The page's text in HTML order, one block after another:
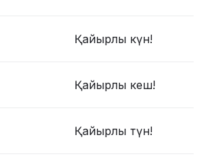
Қайырлы күн!
Қайырлы кеш!
Қайырлы түн!